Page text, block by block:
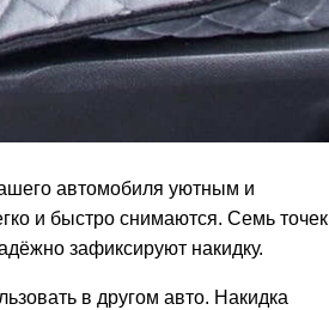
автомобиля уютным и
и быстро снимаются. Семь точек
зафиксируют накидку.
в другом авто. Накидка